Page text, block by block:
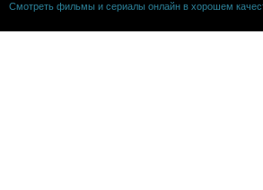
Смотреть фильмы и сериалы онлайн в хорошем